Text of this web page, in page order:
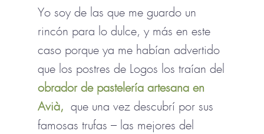
Yo soy de las que me guardo un
rincón para lo dulce, y más en este
caso porque ya me habían advertido
que los postres de Logos los traían del
obrador de pastelería artesana en
Avià, que una vez descubrí por sus
famosas trufas – las mejores del